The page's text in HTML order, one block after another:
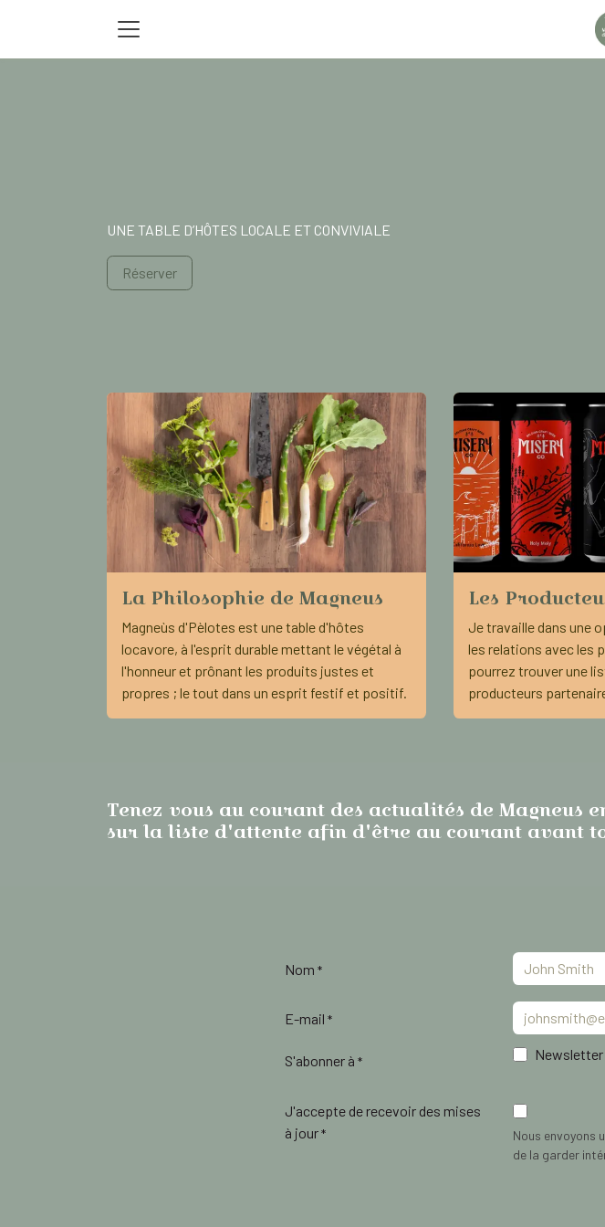
UNE TABLE D’HÔTES LOCALE ET CONVIVIALE
Réserver
La Philosophie de Magneus
Magneùs d'Pèlotes est une table d'hôtes
locavore, à l'esprit durable mettant le végétal à
l'honneur et prônant les produits justes et
propres ; le tout dans un esprit festif et positif.
Les
Je travaille dans une
les relations avec les
pourrez trouver une
producteurs
Tenez vous au courant des actualités de
sur la liste d'attente afin d'être au courant avant
Nom *
E-mail *
S'abonner à * Newsletter
J'accepte de recevoir des mises
à jour*
Nous envoyons
de la garder